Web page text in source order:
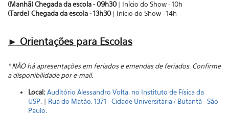
(Manhã)Chegada da escola - 09h30| Início do Show - 10h
(Tarde) Chegada da escola - 13h30| Início do Show - 14h
► Orientações para Escolas
* NÃO há apresentações em feriados e emendas de feriados. Confirme
a disponibilidade por e-mail.
Local: Auditório Alessandro Volta, no Instituto de Física da
USP. | Rua do Matão, 1371 - Cidade Universitária / Butantã - São
Paulo.